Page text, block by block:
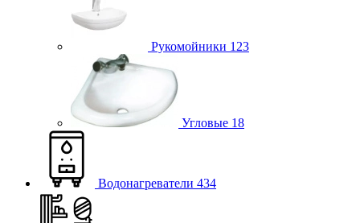
Рукомойники 123
Угловые 18
Водонагреватели 434